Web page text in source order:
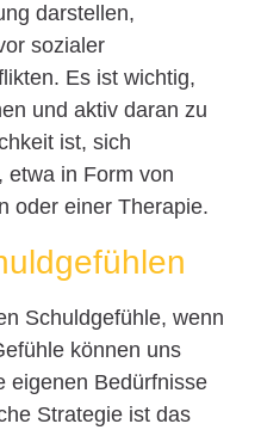
darstellen,
sozialer
Es ist wichtig,
und aktiv daran zu
ist, sich
etwa in Form von
oder einer Therapie.
Schuldgefühle, wenn
können uns
eigenen Bedürfnisse
Strategie ist das